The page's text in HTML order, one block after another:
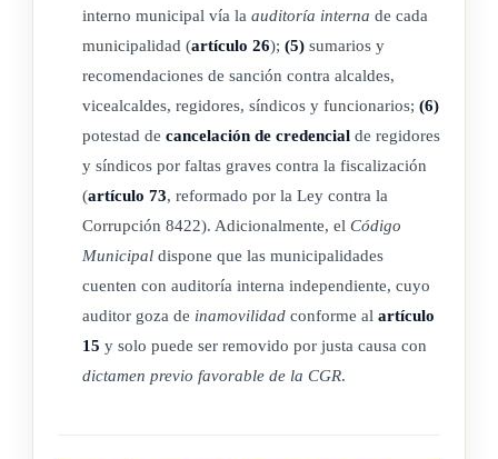
título, para conseguir sus fines y que hayan sido transferidos
o puestos a su disposición, mediante norma o partida
presupuestaria, por los Poderes del Estado, sus dependencias
y órganos auxiliares, elTribunal Supremo de Elecciones, la
administración descentralizada, las universidades estatales, las
municipalidades y los bancos del Estado. Los recursos de
origen distinto de los indicados no integran la Hacienda
Pública; en consecuencia, el régimen jurídico aplicable a esas
entidades es el contenido en las Leyes que las crearon o los
ordenamientos especiales que las regulan.
El patrimonio público será el universo constituido por los
fondos públicos y los pasivos a cargo de los sujetos
interno municipal vía la auditoría interna de cada
municipalidad (artículo 26); (5) sumarios y
recomendaciones de sanción contra alcaldes,
vicealcaldes, regidores, síndicos y funcionarios; (6)
potestad de cancelación de credencial de regidores
y síndicos por faltas graves contra la fiscalización
(artículo 73, reformado por la Ley contra la
Corrupción 8422). Adicionalmente, el Código
Municipal dispone que las municipalidades
cuenten con auditoría interna independiente, cuyo
auditor goza de inamovilidad conforme al artículo
15 y solo puede ser removido por justa causa con
dictamen previo favorable de la CGR.